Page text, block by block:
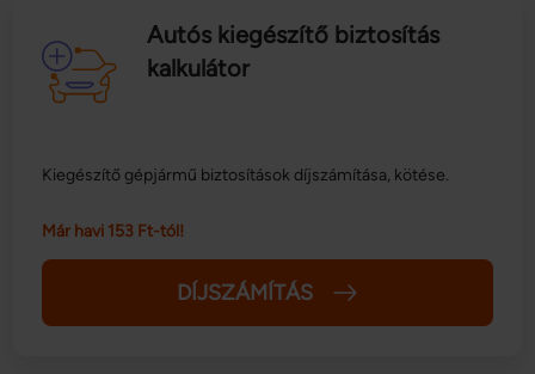
Autós kiegészítő biztosítás
kalkulátor
Kiegészítő gépjármű biztosítások díjszámítása, kötése.
Már havi 153 Ft-tól!
DÍJSZÁMÍTÁS